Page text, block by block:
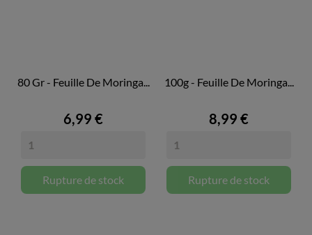
80 Gr - Feuille De Moringa...
6,99 €
Rupture de stock
100g - Feuille De Moringa...
8,99 €
Rupture de stock